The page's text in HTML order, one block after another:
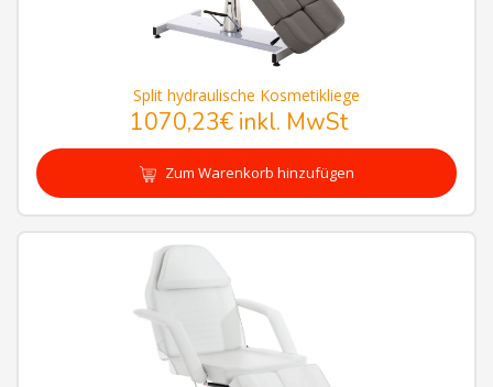
Split hydraulische Kosmetikliege
1070,23€ inkl. MwSt
Zum Warenkorb hinzufügen